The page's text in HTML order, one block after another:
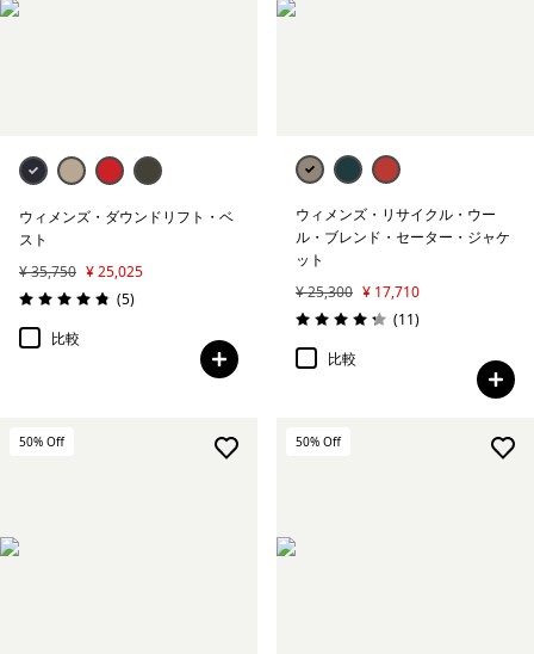
ウィメンズ・ダウンドリフト・ベ
スト
¥ 35,750 ¥ 25,025
評価: 4.8 / 5
(5レビュー
)
比較
ウィメンズ・リサイクル・ウー
ル・ブレンド・セーター・ジャケ
ット
¥ 25,300 ¥ 17,710
評価: 4.3 / 5
(11レビュー
)
比較
50% Off 50% Off